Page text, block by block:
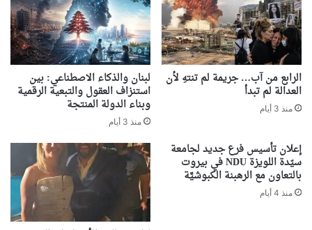
الرابع من آب… جريمة لم تنتهِ لأن
العدالة لم تبدأ
منذ 3 أيام
لبنان والذكاء الاصطناعي: بين
استنزاف العقول والتبعية الرقمية
وبناء الدولة المنتجة
منذ 3 أيام
إعلان تأسيس فرع جديد لجامعة
سيّدة اللويزة NDU في بيروت
بالتعاون مع الرهبنة الكبوشيَّة
منذ 4 أيام